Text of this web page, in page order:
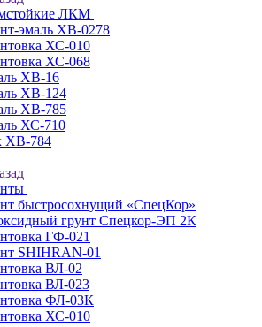
ЛКМ
эмаль ХВ-0278
ХС-010
ХС-068
ХВ-16
ХВ-124
ХВ-785
ХС-710
ХВ-784
быстросохнущий «СпецКор»
грунт Спецкор-ЭП 2К
ГФ-021
SHIHRAN-01
ВЛ-02
ВЛ-023
ФЛ-03К
ХС-010